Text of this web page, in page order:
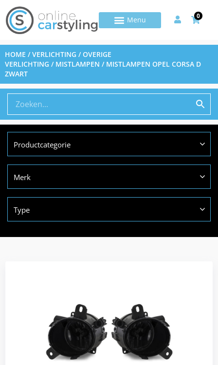
0
HOME /VERLICHTING /OVERIGE
VERLICHTING / MISTLAMPEN / MISTLAMPEN OPEL CORSA D
ZWART
Productcategorie
Merk
Type